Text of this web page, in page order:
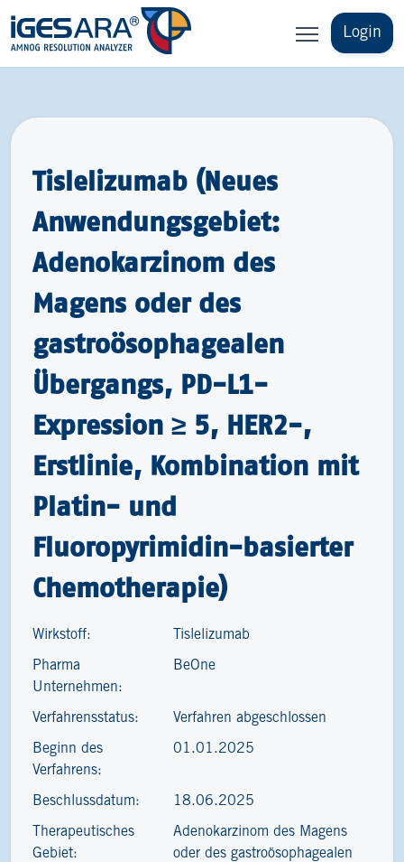
Login
Tislelizumab (Neues
Anwendungsgebiet:
Adenokarzinom des
Magens oder des
gastroösophagealen
Übergangs, PD-L1-
Expression ≥ 5, HER2-,
Erstlinie, Kombination mit
Platin- und
Fluoropyrimidin-basierter
Chemotherapie)
Wirkstoff: Tislelizumab
Pharma
Unternehmen:
BeOne
Verfahrensstatus: Verfahren abgeschlossen
Beginn des
Verfahrens:
01.01.2025
Beschlussdatum: 18.06.2025
Therapeutisches
Gebiet:
Adenokarzinom des Magens
oder des gastroösophagealen